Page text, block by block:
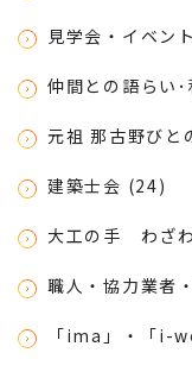
見学会・イベン
仲間との語らい
元祖 那古野びと
建築士会 (24)
大工の手 わざ
職人・協力業者
「ima」・「i-